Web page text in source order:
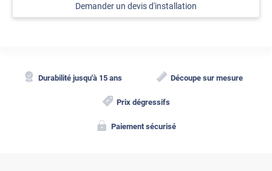
Demander un devis d'installation
Durabilité jusqu'à 15 ans Découpe sur mesure
Prix dégressifs
Paiement sécurisé